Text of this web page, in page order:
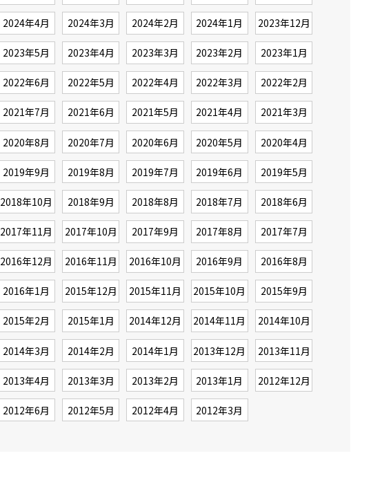
2024年4月 2024年3月 2024年2月 2024年1月 2023年12月
2023年5月 2023年4月 2023年3月 2023年2月 2023年1月
2022年6月 2022年5月 2022年4月 2022年3月 2022年2月
2021年7月 2021年6月 2021年5月 2021年4月 2021年3月
2020年8月 2020年7月 2020年6月 2020年5月 2020年4月
2019年9月 2019年8月 2019年7月 2019年6月 2019年5月
2018年10月 2018年9月 2018年8月 2018年7月 2018年6月
2017年11月 2017年10月 2017年9月 2017年8月 2017年7月
2016年12月 2016年11月 2016年10月 2016年9月 2016年8月
2016年1月 2015年12月 2015年11月 2015年10月 2015年9月
2015年2月 2015年1月 2014年12月 2014年11月 2014年10月
2014年3月 2014年2月 2014年1月 2013年12月 2013年11月
2013年4月 2013年3月 2013年2月 2013年1月 2012年12月
2012年6月 2012年5月 2012年4月 2012年3月